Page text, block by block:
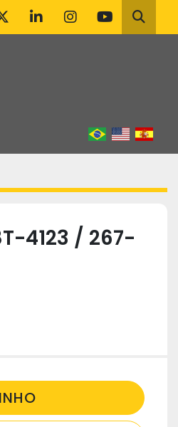
twitterlinkedininstagram
youtube
4123 / 267-